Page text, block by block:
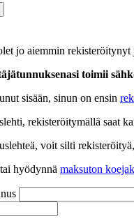
jo aiemmin
toimii
sisään, sinun on ensin
rekisteröitymällä saat
voit silti
tai hyödynnä maksuton